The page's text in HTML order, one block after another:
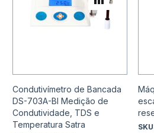
Condutivímetro de Bancada
DS-703A-BI Medição de
Condutividade, TDS e
Temperatura Satra